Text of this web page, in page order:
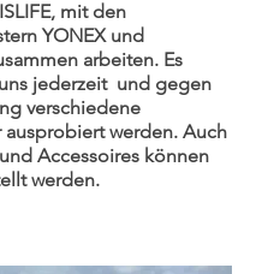
mit den
YONEX und
arbeiten. Es
jederzeit und gegen
verschiedene
ausprobiert werden. Auch
Accessoires können
werden.